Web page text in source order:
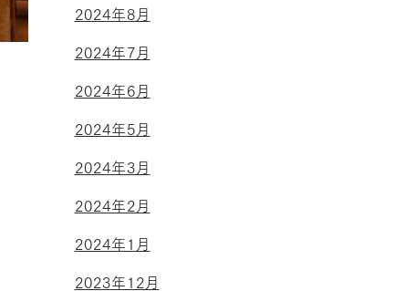
2024年8月
2024年7月
2024年6月
2024年5月
2024年3月
2024年2月
2024年1月
2023年12月